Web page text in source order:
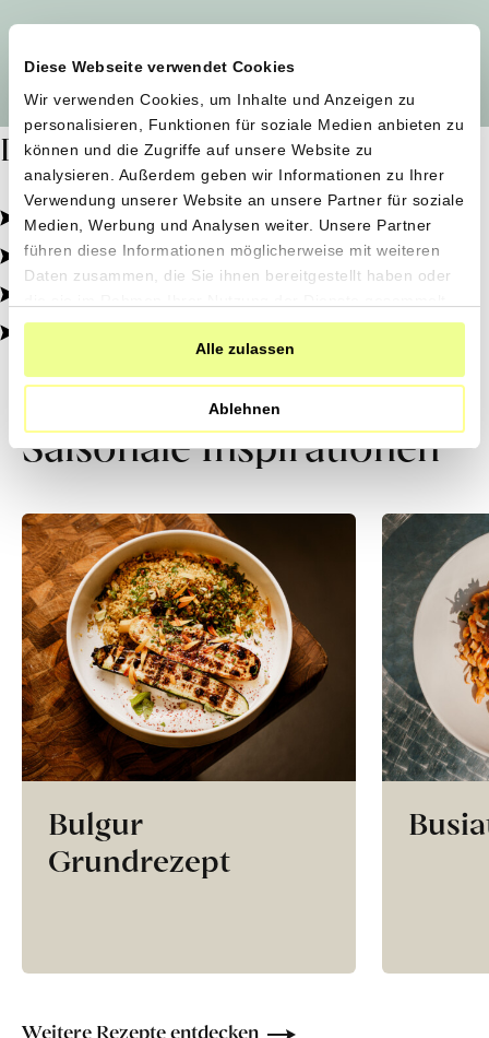
Diese Webseite verwendet Cookies
Wir verwenden Cookies, um Inhalte und Anzeigen zu
personalisieren, Funktionen für soziale Medien anbieten zu
können und die Zugriffe auf unsere Website zu
analysieren. Außerdem geben wir Informationen zu Ihrer
Verwendung unserer Website an unsere Partner für soziale
Medien, Werbung und Analysen weiter. Unsere Partner
führen diese Informationen möglicherweise mit weiteren
Daten zusammen, die Sie ihnen bereitgestellt haben oder
haben.
Alle zulassen
Ablehnen
Dafür stehen wir
Pestizidfrei angebaut, schonend verarbeitet.
Natürliche Zutaten, echter Geschmack.
Von kleinen Höfen, direkt zu dir.
100% transparent, 0% Zusatzstoffe.
Saisonale Inspirationen
Bulgur
Grundrezept
Weitere Rezepte entdecken